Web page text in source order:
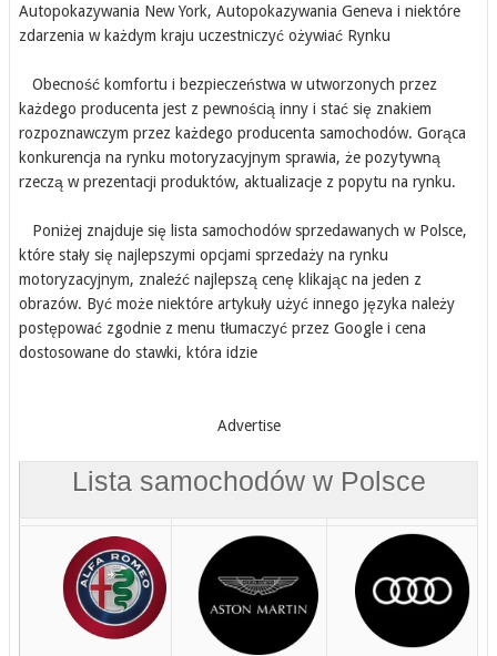
Autopokazywania New York, Autopokazywania Geneva i niektóre
zdarzenia w każdym kraju uczestniczyć ożywiać Rynku
Obecność komfortu i bezpieczeństwa w utworzonych przez
każdego producenta jest z pewnością inny i stać się znakiem
rozpoznawczym przez każdego producenta samochodów. Gorąca
konkurencja na rynku motoryzacyjnym sprawia, że pozytywną
rzeczą w prezentacji produktów, aktualizacje z popytu na rynku.
Poniżej znajduje się lista samochodów sprzedawanych w Polsce,
które stały się najlepszymi opcjami sprzedaży na rynku
motoryzacyjnym, znaleźć najlepszą cenę klikając na jeden z
obrazów. Być może niektóre artykuły użyć innego języka należy
postępować zgodnie z menu tłumaczyć przez Google i cena
dostosowane do stawki, która idzie
Advertise
Lista samochodów w Polsce